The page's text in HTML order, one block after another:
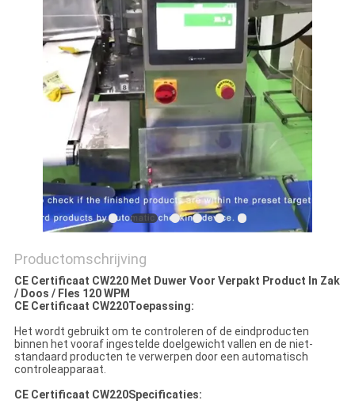
VRAAG
EEN
OFFERTE
SITEMAP
PRIVACYBELEID
Productomschrijving
CE Certificaat CW220 Met Duwer Voor Verpakt Product In Zak
/ Doos / Fles 120 WPM
CE Certificaat CW220Toepassing:
Het wordt gebruikt om te controleren of de eindproducten
binnen het vooraf ingestelde doelgewicht vallen en de niet-
standaard producten te verwerpen door een automatisch
controleapparaat.
CE Certificaat CW220Specificaties: